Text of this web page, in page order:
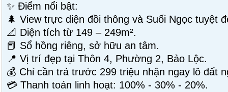
✨ Điểm nổi bật:
🌲 View trực diện đồi thông và Suối Ngọc tuyệt
📐 Diện tích từ 149 – 249m².
📕 Sổ hồng riêng, sở hữu an tâm.
📍 Vị trí đẹp tại Thôn 4, Phường 2, Bảo Lộc.
💰 Chỉ cần trả trước 299 triệu nhận ngay lô đất
💳 Thanh toán linh hoạt: 100% - 30% - 20%.